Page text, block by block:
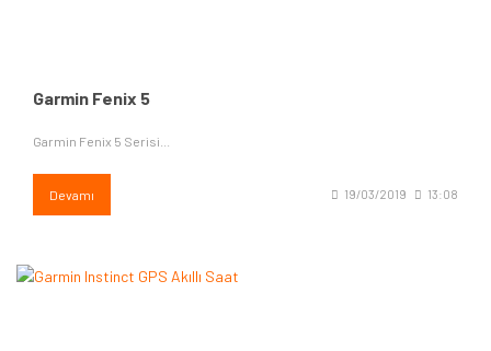
Garmin Fenix 5
Garmin Fenix 5 Serisi...
Devamı 19/03/2019 13:08